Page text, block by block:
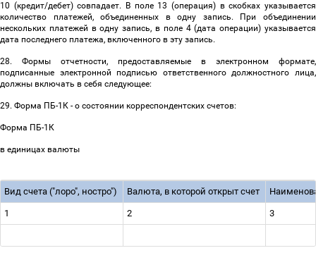
10 (кредит/дебет) совпадает. В поле 13 (операция) в скобках указывается
количество платежей, объединенных в одну запись. При объединении
нескольких платежей в одну запись, в поле 4 (дата операции) указывается
дата последнего платежа, включенного в эту запись.
28. Формы отчетности, предоставляемые в электронном формате,
подписанные электронной подписью ответственного должностного лица,
должны включать в себя следующее:
29. Форма ПБ-1К - о состоянии корреспондентских счетов:
Форма ПБ-1К
в единицах валюты
Вид счета ("лоро", ностро") Валюта, в которой открыт счет
1 2 3